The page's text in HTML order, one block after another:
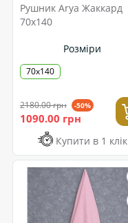
Рушник Arya Жаккард
70x140
Розміри
70x140
2180.00 грн -50%
1090.00 грн
Купити в 1 клік